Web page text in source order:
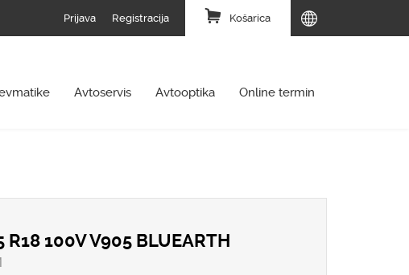
Prijava Registracija Košarica
Avtoservis Avtooptika Online termin
100V V905 BLUEARTH